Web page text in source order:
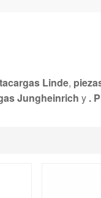
Linde,
Jungheinrich y .